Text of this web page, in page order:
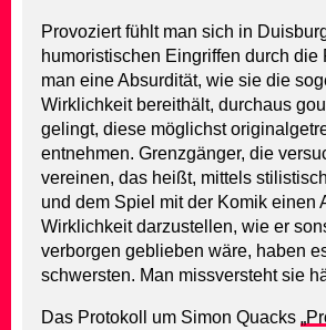
Provoziert fühlt man sich in
humoristischen Eingriffen durch die
man eine Absurdität, wie sie die
Wirklichkeit bereithält, durchaus
gelingt, diese möglichst
entnehmen. Grenzgänger, die
vereinen, das heißt, mittels
und dem Spiel mit der Komik einen
Wirklichkeit darzustellen, wie er
verborgen geblieben wäre, haben
schwersten. Man missversteht sie
Das Protokoll um Simon Quacks